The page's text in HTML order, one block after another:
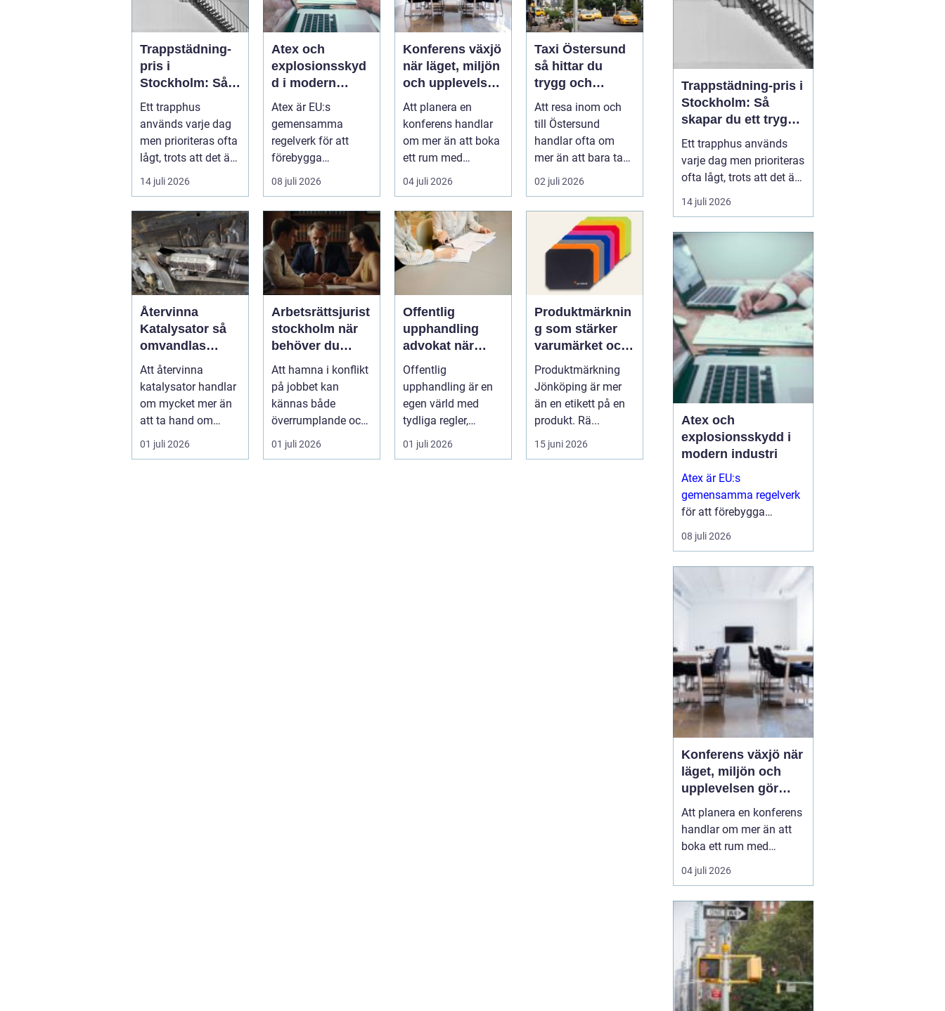
Trappstädning-
pris i
Stockholm: Så
skapar du ett
tryggt och
trivsamt
trapphus
Ett trapphus
används varje dag
men prioriteras ofta
lågt, trots att det är
det f&oum...
14 juli 2026
Atex och
explosionsskyd
d i modern
industri
Atex är EU:s
gemensamma
regelverk för att
förebygga
explosioner i
arbetsmiljöer ...
08 juli 2026
Konferens växjö
när läget, miljön
och upplevelsen
gör skillnad
Att planera en
konferens handlar
om mer än att boka
ett rum med
projektor. Företag
letar efter plats...
04 juli 2026
Taxi Östersund
så hittar du
trygg och
smidig transport
året runt
Att resa inom och
till Östersund
handlar ofta om
mer än att bara ta
sig från punkt A till
punkt B. M...
02 juli 2026
Återvinna
Katalysator så
omvandlas
avfall till
värdefulla
resurser
Att återvinna
katalysator handlar
om mycket mer än
att ta hand om
gammalt skrot. I
varje katalysator...
01 juli 2026
Arbetsrättsjurist
stockholm när
behöver du
professionell
hjälp i
arbetslivet?
Att hamna i konflikt
på jobbet kan
kännas både
överrumplande och
obehagligt. En
anställning
01 juli 2026
Offentlig
upphandling
advokat när
juridik möter
affär
Offentlig
upphandling är en
egen värld med
tydliga regler,
formella krav och
hårda tidsfrister. För
01 juli 2026
Produktmärknin
g som stärker
varumärket och
underlättar
vardagen
Produktmärkning
Jönköping är mer
än en etikett på en
produkt. Rä...
15 juni 2026
Trappstädning-pris i
Stockholm: Så
skapar du ett tryggt
och trivsamt
trapphus
Ett trapphus används
varje dag men prioriteras
ofta lågt, trots att det är
det första som möter
både boende,
besökare. Genom
professionell
trappstädning i
Stockholm får
fastigheten ...
14 juli 2026
Atex och
explosionsskydd i
modern industri
Atex är EU:s
gemensamma regelverk
för att förebygga
explosioner i
arbetsmiljöer där
vätskor eller damm kan
skapa risker...
08 juli 2026
Konferens växjö när
läget, miljön och
upplevelsen gör
skillnad
Att planera en konferens
handlar om mer än att
boka ett rum med
projektor. Företag letar
efter platser som skapar
nya idéer och stärker
relationer i gruppen. I
Växjö finns
förutsättningar för just
detta: en tydlig
mötesstad med ...
04 juli 2026